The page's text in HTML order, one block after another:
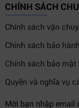
CHÍNH SÁCH
Chính sách vận
Chính sách bảo hành
Chính sách bảo
Quyền và nghĩa vụ
Mời bạn nhập email